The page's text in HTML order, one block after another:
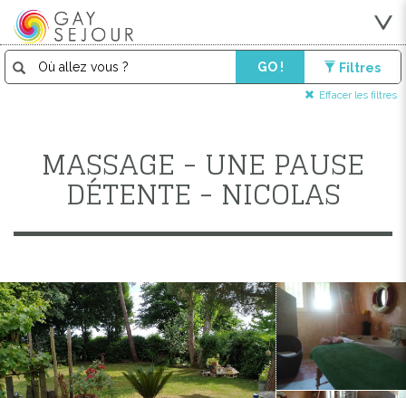
GO ! Filtres
Effacer les filtres
MASSAGE - UNE PAUSE
DÉTENTE - NICOLAS